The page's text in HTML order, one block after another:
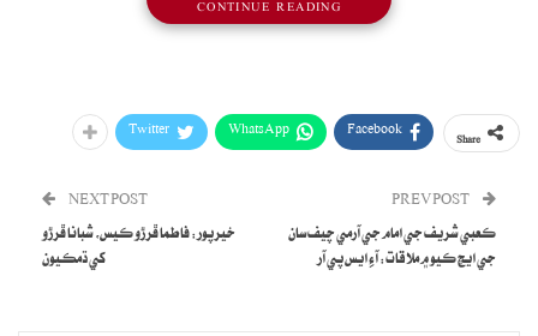
Facebook
WhatsApp
Twitter
ڪعبي شريف جي امام جي آرمي چيف سان
جي ايڇ ڪيو ۾ ملاقات: آءِ ايس پي آر
NEXT POST
خيرپور: فاطما ڦرڙو ڪيس، شبانا ڦرڙو
کي ڌمڪيون